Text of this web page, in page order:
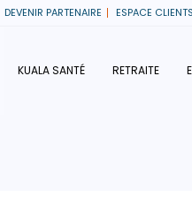
DEVENIR PARTENAIRE ESPACE CLIENTS
KUALA SANTÉ RETRAITE